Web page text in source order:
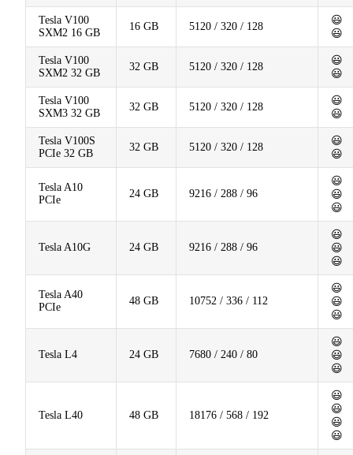
Tesla V100
SXM2 16 GB
16 GB 5120 / 320 / 128
😃
😃
Tesla V100
SXM2 32 GB
32 GB 5120 / 320 / 128
😃
😃
Tesla V100
SXM3 32 GB
32 GB 5120 / 320 / 128
😃
😃
Tesla V100S
PCIe 32 GB
32 GB 5120 / 320 / 128
😃
😃
Tesla A10
PCIe
24 GB 9216 / 288 / 96
😃
😃
😃
Tesla A10G 24 GB 9216 / 288 / 96
😃
😃
😃
Tesla A40
PCIe
48 GB 10752 / 336 / 112
😃
😃
😃
Tesla L4 24 GB 7680 / 240 / 80
😃
😃
😃
Tesla L40 48 GB 18176 / 568 / 192
😃
😃
😃
😃